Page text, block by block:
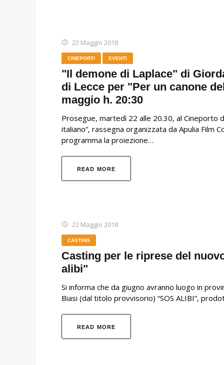
22 Maggio 2018
CINEPORTI EVENTI
"Il demone di Laplace" di
di Lecce per "Per un canone
maggio h. 20:30
Prosegue, martedì 22 alle 20.30, al Cineporto
italiano”, rassegna organizzata da Apulia Film
programma la proiezione…
READ MORE
22 Maggio 2018
CASTING
Casting per le riprese del
alibi"
Si informa che da giugno avranno luogo in
Biasi (dal titolo provvisorio) “SOS ALIBI”,
READ MORE